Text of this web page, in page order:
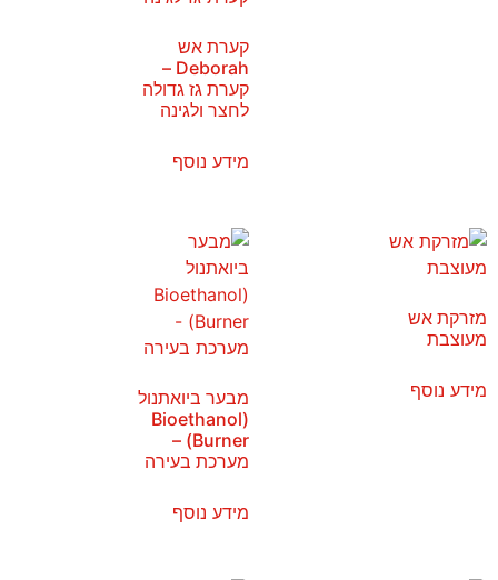
קערת אש
Deborah –
קערת גז גדולה
לחצר ולגינה
מידע נוסף
מזרקת אש
מעוצבת
מידע נוסף
מבער ביואתנול
(Bioethanol
Burner) –
מערכת בעירה
מידע נוסף